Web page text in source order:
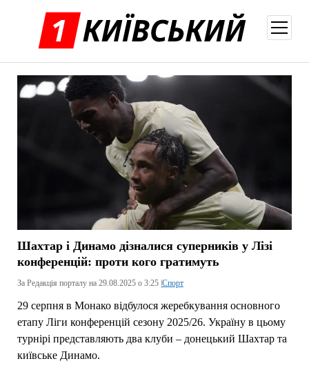
меню
Шахтар і Динамо дізналися суперників у Лізі
конференцій: проти кого гратимуть
За Редакція порталу на 29.08.2025 о 3:25 | Спорт
29 серпня в Монако відбулося жеребкування основного
етапу Ліги конференцій сезону 2025/26. Україну в цьому
турнірі представляють два клуби – донецький Шахтар та
київське Динамо.